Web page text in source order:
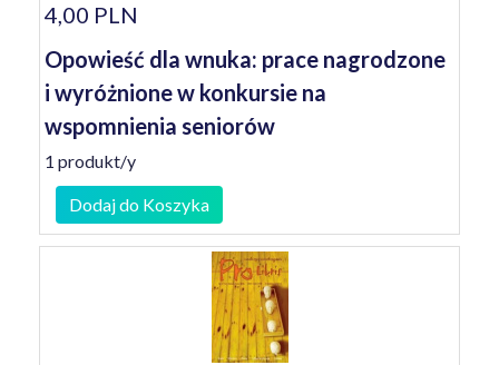
4,00 PLN
Opowieść dla wnuka: prace nagrodzone
i wyróżnione w konkursie na
wspomnienia seniorów
1 produkt/y
Dodaj do Koszyka